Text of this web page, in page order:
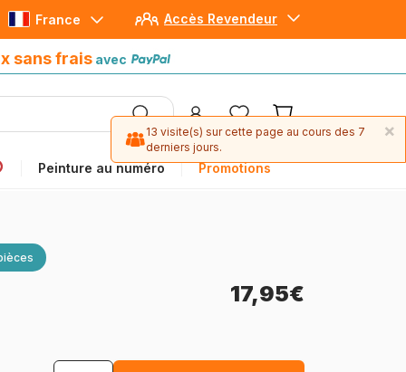
Accès Revendeur
France
sans frais avec
Peinture au numéro Promotions
avec Paypal
17,95€
×
13 visite(s) sur cette page au cours des 7
derniers jours.